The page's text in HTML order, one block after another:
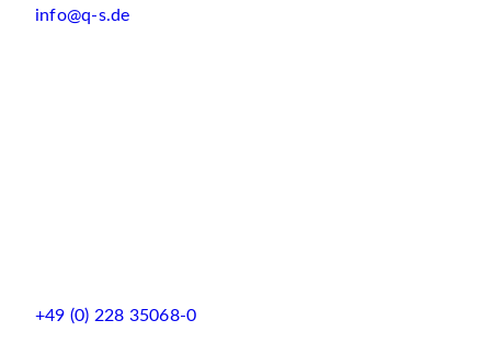
info@q-s.de
+49 (0) 228 35068-0